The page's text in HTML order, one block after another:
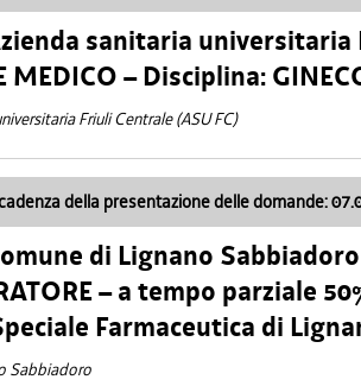
sanitaria universitaria
MEDICO – Disciplina:
Friuli Centrale (ASU FC)
della presentazione delle domande:
di Lignano Sabbiadoro
– a tempo parziale
Farmaceutica di
Sabbiadoro